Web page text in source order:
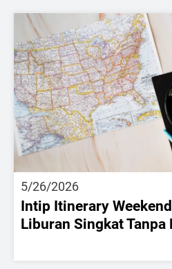
5/26/2026
Intip Itinerary
Liburan Singkat